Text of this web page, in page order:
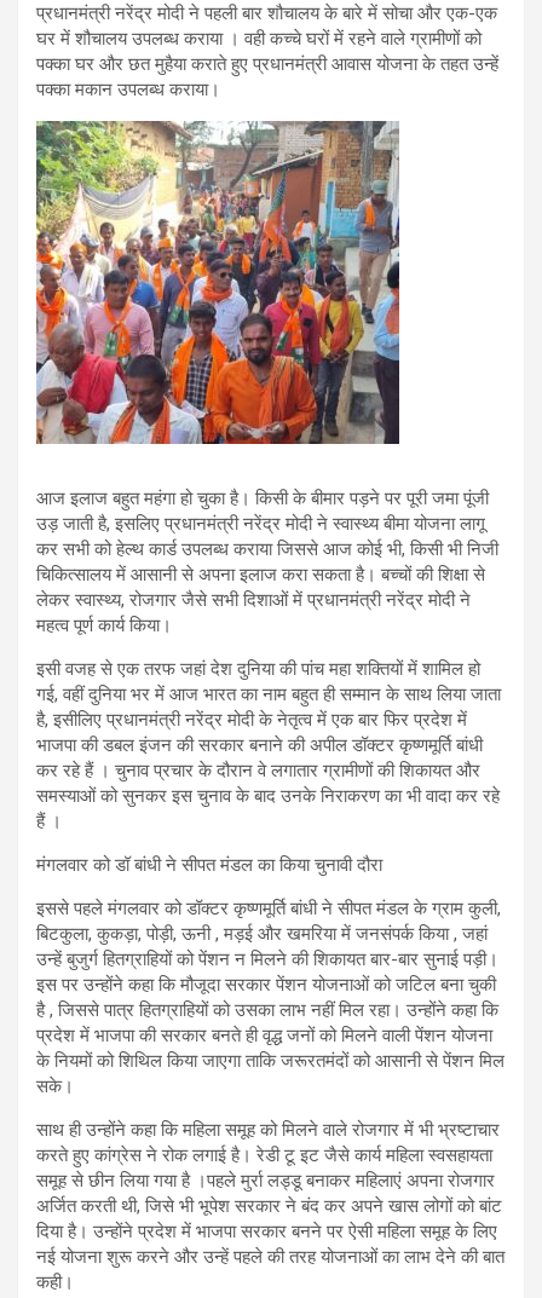
प्रधानमंत्री नरेंद्र मोदी ने पहली बार शौचालय के बारे में सोचा और एक-एक
घर में शौचालय उपलब्ध कराया । वही कच्चे घरों में रहने वाले ग्रामीणों को
पक्का घर और छत मुहैया कराते हुए प्रधानमंत्री आवास योजना के तहत उन्हें
पक्का मकान उपलब्ध कराया।
आज इलाज बहुत महंगा हो चुका है। किसी के बीमार पड़ने पर पूरी जमा पूंजी
उड़ जाती है, इसलिए प्रधानमंत्री नरेंद्र मोदी ने स्वास्थ्य बीमा योजना लागू
कर सभी को हेल्थ कार्ड उपलब्ध कराया जिससे आज कोई भी, किसी भी निजी
चिकित्सालय में आसानी से अपना इलाज करा सकता है। बच्चों की शिक्षा से
लेकर स्वास्थ्य, रोजगार जैसे सभी दिशाओं में प्रधानमंत्री नरेंद्र मोदी ने
महत्व पूर्ण कार्य किया।
इसी वजह से एक तरफ जहां देश दुनिया की पांच महा शक्तियों में शामिल हो
गई, वहीं दुनिया भर में आज भारत का नाम बहुत ही सम्मान के साथ लिया जाता
है, इसीलिए प्रधानमंत्री नरेंद्र मोदी के नेतृत्व में एक बार फिर प्रदेश में
भाजपा की डबल इंजन की सरकार बनाने की अपील डॉक्टर कृष्णमूर्ति बांधी
कर रहे हैं । चुनाव प्रचार के दौरान वे लगातार ग्रामीणों की शिकायत और
समस्याओं को सुनकर इस चुनाव के बाद उनके निराकरण का भी वादा कर रहे
हैं ।
मंगलवार को डॉ बांधी ने सीपत मंडल का किया चुनावी दौरा
इससे पहले मंगलवार को डॉक्टर कृष्णमूर्ति बांधी ने सीपत मंडल के ग्राम कुली,
बिटकुला, कुकड़ा, पोड़ी, ऊनी , मड़ई और खमरिया में जनसंपर्क किया , जहां
उन्हें बुजुर्ग हितग्राहियों को पेंशन न मिलने की शिकायत बार-बार सुनाई पड़ी।
इस पर उन्होंने कहा कि मौजूदा सरकार पेंशन योजनाओं को जटिल बना चुकी
है , जिससे पात्र हितग्राहियों को उसका लाभ नहीं मिल रहा। उन्होंने कहा कि
प्रदेश में भाजपा की सरकार बनते ही वृद्ध जनों को मिलने वाली पेंशन योजना
के नियमों को शिथिल किया जाएगा ताकि जरूरतमंदों को आसानी से पेंशन मिल
सके।
साथ ही उन्होंने कहा कि महिला समूह को मिलने वाले रोजगार में भी भ्रष्टाचार
करते हुए कांग्रेस ने रोक लगाई है। रेडी टू इट जैसे कार्य महिला स्वसहायता
समूह से छीन लिया गया है ।पहले मुर्रा लड्डू बनाकर महिलाएं अपना रोजगार
अर्जित करती थी, जिसे भी भूपेश सरकार ने बंद कर अपने खास लोगों को बांट
दिया है। उन्होंने प्रदेश में भाजपा सरकार बनने पर ऐसी महिला समूह के लिए
नई योजना शुरू करने और उन्हें पहले की तरह योजनाओं का लाभ देने की बात
कही।